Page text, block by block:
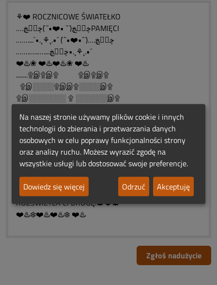
⚘❤️ ROCZNICOWE ŚWIATEŁKO
….ڿڰۣڿ(¨` •❤️•´¨)ڿڰۣڿPAMIĘCI
……....`•.¸⚘¸.•´ (¨`•❤️•´¨)….ڿڰۣڿ
…….…..…....ڿڰۣڿ•.¸⚘¸.•´
❤️♨️❀ ❤️♨️❤️♨️❀ ❤️♨️
........۩இ۩இ۩ ۩இ۩இ۩
۩இ░░░░۩இஇ۩░░░░இ۩
۩இ░░░░░░░ ۩ ░░░░░░இ۩
۩இ░░ Serduszko.... ░░░இ۩
۩இ░░ Dla Ciebie░░░இ۩
۩இ░░░░░░░░இ۩
۩இ░░░░░இ۩
۩இ░░இ۩
۩இ۩
NIECH BLASK TEJ ŚWIECY
ROZŚWIETLA CI DROGĘ.🎄❤️🎄
❤️♨️❄️❤️♨️❤️♨️❄️ ❤️♨️
Zgłoś nadużycie
Na naszej stronie używamy plików cookie i innych
technologii do zbierania i przetwarzania danych
osobowych w celu poprawy funkcjonalności strony
oraz analizy ruchu. Możesz wyrazić zgodę na
wszystkie usługi lub dostosować swoje preferencje.
Dowiedz się więcej
Odrzuć Akceptuję